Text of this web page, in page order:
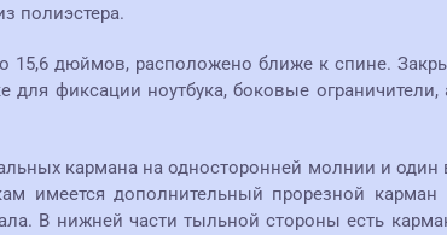
полиэстера.
15,6 дюймов, расположено ближе к спине.
фиксации ноутбука, боковые
кармана на односторонней молнии и
имеется дополнительный прорезной
В нижней части тыльной стороны есть